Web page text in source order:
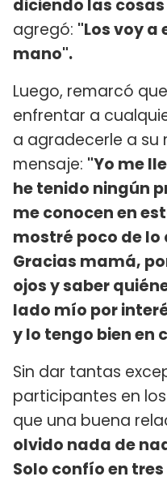
diciendo las
agregó: "Los voy
mano".
Luego, remarcó
enfrentar a
a agradecerle a su
mensaje: "Yo me
he tenido ningún
me conocen en
mostré poco de lo
Gracias mamá,
ojos y saber
lado mío por
y lo tengo bien en
Sin dar tantas
participantes en
que una buena
olvido nada de
Solo confío en